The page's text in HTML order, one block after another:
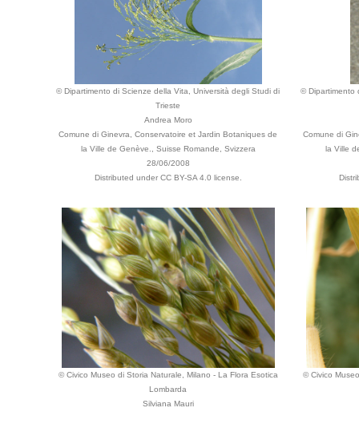
© Dipartimento di Scienze della Vita, Università degli Studi di
Trieste
Andrea Moro
Comune di Ginevra, Conservatoire et Jardin Botaniques de
la Ville de Genève., Suisse Romande, Svizzera
28/06/2008
Distributed under CC BY-SA 4.0 license.
© Dipartimento
Comune di
la Ville
© Civico Museo di Storia Naturale, Milano - La Flora Esotica
Lombarda
Silviana Mauri
© Civico